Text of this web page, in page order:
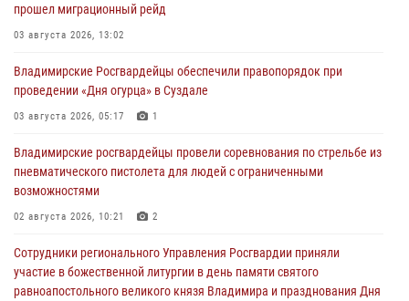
прошел миграционный рейд
03 августа 2026, 13:02
Владимирские Росгвардейцы обеспечили правопорядок при
проведении «Дня огурца» в Суздале
03 августа 2026, 05:17 1
Владимирские росгвардейцы провели соревнования по стрельбе из
пневматического пистолета для людей с ограниченными
возможностями
02 августа 2026, 10:21 2
Сотрудники регионального Управления Росгвардии приняли
участие в божественной литургии в день памяти святого
равноапостольного великого князя Владимира и празднования Дня